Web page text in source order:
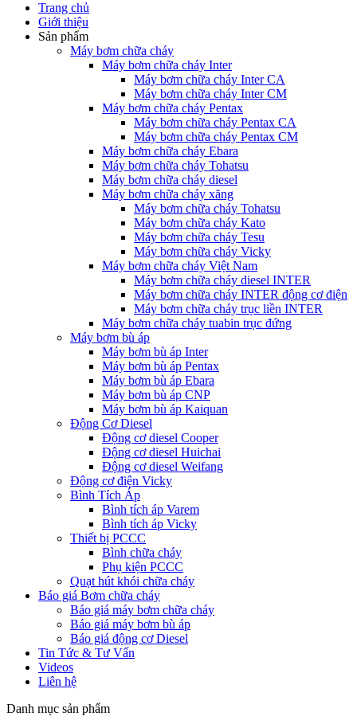
Trang chủ
Giới thiệu
Sản phẩm
Máy bơm chữa cháy
Máy bơm chữa cháy Inter
Máy bơm chữa cháy Inter CA
Máy bơm chữa cháy Inter CM
Máy bơm chữa cháy Pentax
Máy bơm chữa cháy Pentax CA
Máy bơm chữa cháy Pentax CM
Máy bơm chữa cháy Ebara
Máy bơm chữa cháy Tohatsu
Máy bơm chữa cháy diesel
Máy bơm chữa cháy xăng
Máy bơm chữa cháy Tohatsu
Máy bơm chữa cháy Kato
Máy bơm chữa cháy Tesu
Máy bơm chữa cháy Vicky
Máy bơm chữa cháy Việt Nam
Máy bơm chữa cháy diesel INTER
Máy bơm chữa cháy INTER động cơ điện
Máy bơm chữa cháy trục liền INTER
Máy bơm chữa cháy tuabin trục đứng
Máy bơm bù áp
Máy bơm bù áp Inter
Máy bơm bù áp Pentax
Máy bơm bù áp Ebara
Máy bơm bù áp CNP
Máy bơm bù áp Kaiquan
Động Cơ Diesel
Động cơ diesel Cooper
Động cơ diesel Huichai
Động cơ diesel Weifang
Động cơ điện Vicky
Bình Tích Áp
Bình tích áp Varem
Bình tích áp Vicky
Thiết bị PCCC
Bình chữa cháy
Phụ kiện PCCC
Quạt hút khói chữa cháy
Báo giá Bơm chữa cháy
Báo giá máy bơm chữa cháy
Báo giá máy bơm bù áp
Báo giá động cơ Diesel
Tin Tức & Tư Vấn
Videos
Liên hệ
Danh mục sản phẩm